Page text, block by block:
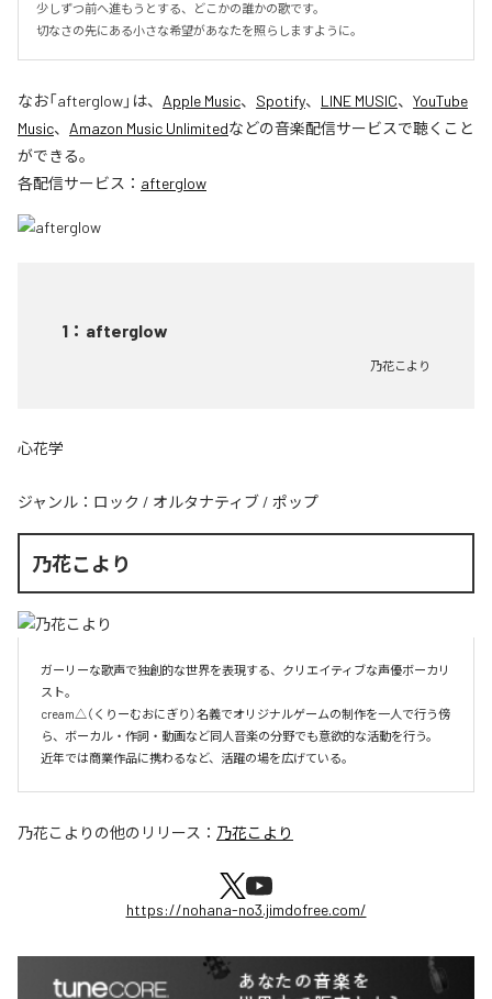
少しずつ前へ進もうとする、どこかの誰かの歌です。
切なさの先にある小さな希望があなたを照らしますように。
なお「afterglow」は、 Apple Music、 Spotify、 LINE MUSIC、 YouTube
Music、 Amazon Music Unlimitedなどの音楽配信サービスで聴くこと
ができる。
各配信サービス： afterglow
1 ： afterglow
乃花こより
心花学
ジャンル： ロック / オルタナティブ / ポップ
乃花こより
ガーリーな歌声で独創的な世界を表現する、クリエイティブな声優ボーカリ
スト。
cream△（くりーむおにぎり）名義でオリジナルゲームの制作を一人で行う傍
ら、ボーカル・作詞・動画など同人音楽の分野でも意欲的な活動を行う。
近年では商業作品に携わるなど、活躍の場を広げている。
乃花こより の他のリリース： 乃花こより
https://nohana-no3.jimdofree.com/